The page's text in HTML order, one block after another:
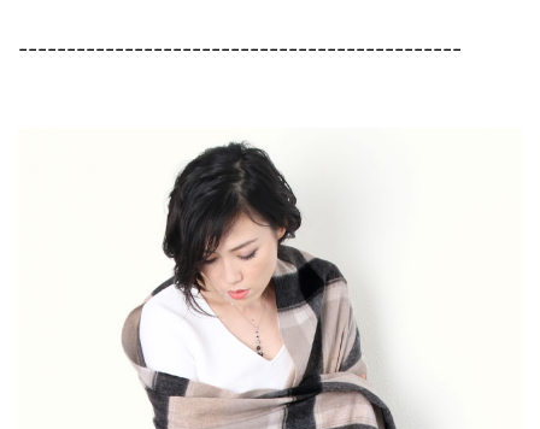
----------------------------------------------